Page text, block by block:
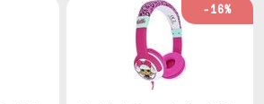
-16%